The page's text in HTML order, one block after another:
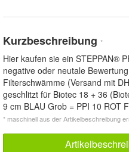
Kurzbeschreibung *
Hier kaufen sie ein STEPPAN®
negative oder neutale
Filterschwämme (Versand mit
geschlitzt für Biotec 18 + 36
9 cm BLAU Grob = PPI 10 ROT
* maschinell aus der Artikelbeschreibung